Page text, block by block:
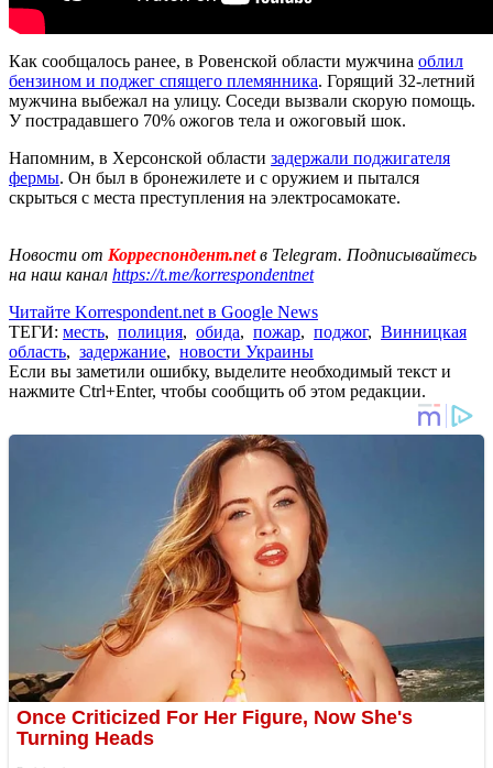
Как сообщалось ранее, в Ровенской области мужчина облил
бензином и поджег спящего племянника. Горящий 32-летний
мужчина выбежал на улицу. Соседи вызвали скорую помощь.
У пострадавшего 70% ожогов тела и ожоговый шок.
Напомним, в Херсонской области задержали поджигателя
фермы. Он был в бронежилете и с оружием и пытался
скрыться с места преступления на электросамокате.
Новости от Корреспондент.netв Telegram. Подписывайтесь
на наш канал https://t.me/korrespondentnet
Читайте Korrespondent.net в Google News
ТЕГИ: месть, полиция, обида, пожар, поджог, Винницкая
область, задержание, новости Украины
Если вы заметили ошибку, выделите необходимый текст и
нажмите Ctrl+Enter, чтобы сообщить об этом редакции.